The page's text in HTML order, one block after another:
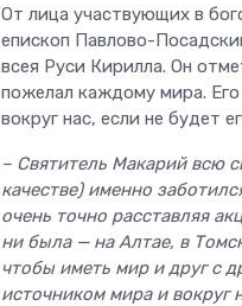
От лица участвующих в
епископ Павлово-
всея Руси Кирилла. Он
пожелал каждому мира.
вокруг нас, если не будет
– Святитель Макарий всю
качестве) именно
очень точно расставляя
ни была — на Алтае, в
чтобы иметь мир и друг с
источником мира и вокруг